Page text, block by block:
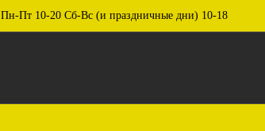
Пн-Пт 10-20 Сб-Вс (и праздничные дни) 10-18